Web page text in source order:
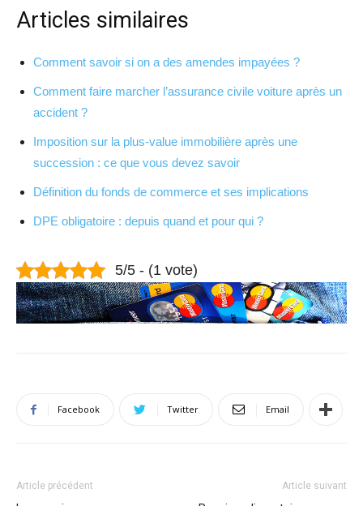
Articles similaires
Comment savoir si on a des amendes impayées ?
Comment faire marcher l’assurance civile voiture après un
accident ?
Imposition sur la plus-value immobilière après une
succession : ce que vous devez savoir
Définition du fonds de commerce et ses implications
DPE obligatoire : depuis quand et pour qui ?
5/5 - (1 vote)
Facebook Twitter Email
Article précédent Article suivant